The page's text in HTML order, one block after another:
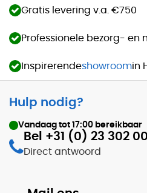
Gratis levering v.a. €750
Professionele bezorg- en
Inspirerendeshowroomin
Hulp nodig?
Vandaag tot 17:00 bereikbaar
Bel +31 (0) 23 302
Direct antwoord